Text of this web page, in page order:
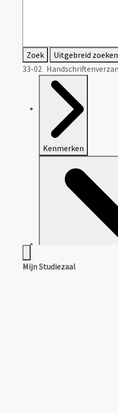
Zoek
Uitgebreid zoeken
33-02
Kenmerken
Mijn Studiezaal